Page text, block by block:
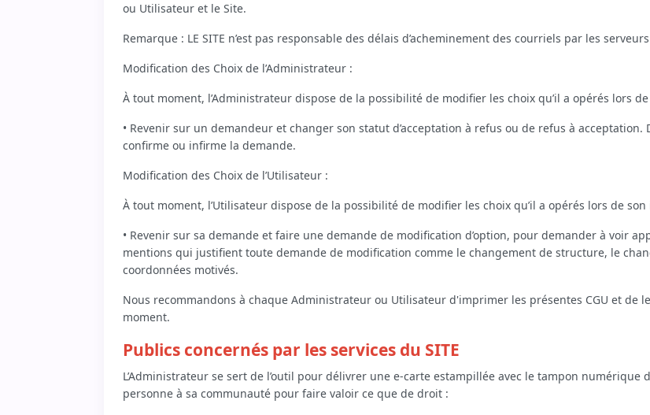
ou Utilisateur et le Site.
Remarque : LE SITE n’est pas responsable des délais d’acheminement des courriels par les serveurs
Modification des Choix de l’Administrateur :
À tout moment, l’Administrateur dispose de la possibilité de modifier les choix qu’il a opérés lors
• Revenir sur un demandeur et changer son statut d’acceptation à refus ou de refus à
confirme ou infirme la demande.
Modification des Choix de l’Utilisateur :
À tout moment, l’Utilisateur dispose de la possibilité de modifier les choix qu’il a opérés lors de
• Revenir sur sa demande et faire une demande de modification d’option, pour demander à voir
mentions qui justifient toute demande de modification comme le changement de structure, le
coordonnées motivés.
Nous recommandons à chaque Administrateur ou Utilisateur d'imprimer les présentes CGU et de
moment.
Publics concernés par les services du SITE
L’Administrateur se sert de l’outil pour délivrer une e-carte estampillée avec le tampon numérique
personne à sa communauté pour faire valoir ce que de droit :